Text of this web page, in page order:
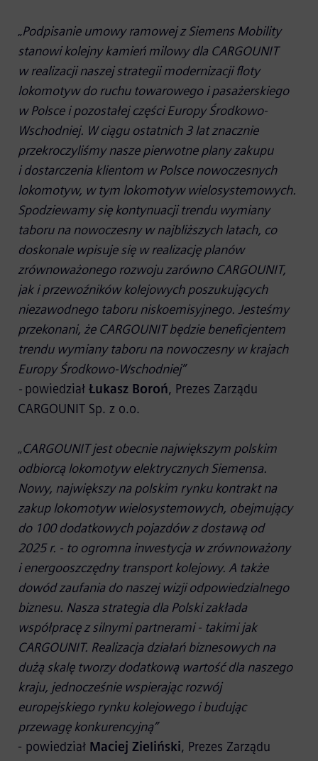
„Podpisanie umowy ramowej z Siemens Mobility
stanowi kolejny kamień milowy dla CARGOUNIT
w realizacji naszej strategii modernizacji floty
lokomotyw do ruchu towarowego i pasażerskiego
w Polsce i pozostałej części Europy Środkowo-
Wschodniej. W ciągu ostatnich 3 lat znacznie
przekroczyliśmy nasze pierwotne plany zakupu
i dostarczenia klientom w Polsce nowoczesnych
lokomotyw, w tym lokomotyw wielosystemowych.
Spodziewamy się kontynuacji trendu wymiany
taboru na nowoczesny w najbliższych latach, co
doskonale wpisuje się w realizację planów
zrównoważonego rozwoju zarówno CARGOUNIT,
jak i przewoźników kolejowych poszukujących
niezawodnego taboru niskoemisyjnego. Jesteśmy
przekonani, że CARGOUNIT będzie beneficjentem
trendu wymiany taboru na nowoczesny w krajach
Europy Środkowo-Wschodniej”
- powiedział Łukasz Boroń, Prezes Zarządu
CARGOUNIT Sp. z o.o.
„CARGOUNIT jest obecnie największym polskim
odbiorcą lokomotyw elektrycznych Siemensa.
Nowy, największy na polskim rynku kontrakt na
zakup lokomotyw wielosystemowych, obejmujący
do 100 dodatkowych pojazdów z dostawą od
2025 r. - to ogromna inwestycja w zrównoważony
i energooszczędny transport kolejowy. A także
dowód zaufania do naszej wizji odpowiedzialnego
biznesu. Nasza strategia dla Polski zakłada
współpracę z silnymi partnerami - takimi jak
CARGOUNIT. Realizacja działań biznesowych na
dużą skalę tworzy dodatkową wartość dla naszego
kraju, jednocześnie wspierając rozwój
europejskiego rynku kolejowego i budując
przewagę konkurencyjną”
- powiedział Maciej Zieliński, Prezes Zarządu